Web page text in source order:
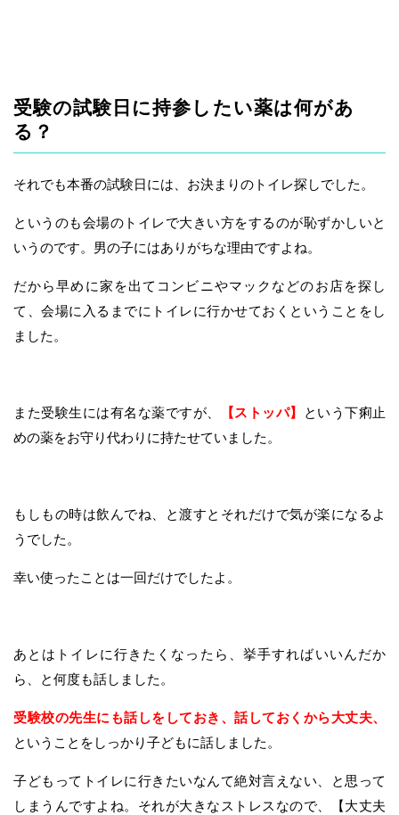
受験の試験日に持参したい薬は何があ
る？
それでも本番の試験日には、お決まりのトイレ探しでした。
というのも会場のトイレで大きい方をするのが恥ずかしいと
いうのです。男の子にはありがちな理由ですよね。
だから早めに家を出てコンビニやマックなどのお店を探し
て、会場に入るまでにトイレに行かせておくということをし
ました。
また受験生には有名な薬ですが、 【ストッパ】
という下痢止
めの薬をお守り代わりに持たせていました。
もしもの時は飲んでね、と渡すとそれだけで気が楽になるよ
うでした。
幸い使ったことは一回だけでしたよ。
あとはトイレに行きたくなったら、挙手すればいいんだか
ら、と何度も話しました。
受験校の先生にも話しをしておき、話しておくから大丈夫、
ということをしっかり子どもに話しました。
子どもってトイレに行きたいなんて絶対言えない、と思って
しまうんですよね。それが大きなストレスなので、【大丈夫